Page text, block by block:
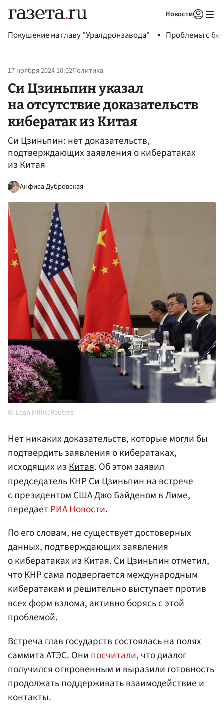
Новости
Покушение на главу "Уралдронзавода" Проблемы с
17 ноября 2024 10:02Политика
Си Цзиньпин указал
на отсутствие доказательств
кибератак из Китая
Си Цзиньпин: нет доказательств,
подтверждающих заявления о кибератаках
из Китая
Анфиса Дубровская
Leah Millis/Reuters
Нет никаких доказательств, которые могли бы
подтвердить заявления о кибератаках,
исходящих изКитая. Об этом заявил
председатель КНРСи Цзиньпинна встрече
с президентомСШАДжо БайденомвЛиме,
передаетРИА Новости.
По его словам, не существует достоверных
данных, подтверждающих заявления
о кибератаках из Китая. Си Цзиньпин отметил,
что КНР сама подвергается международным
кибератакам и решительно выступает против
всех форм взлома, активно борясь с этой
проблемой.
Встреча глав государств состоялась на полях
саммитаАТЭС. Они посчитали, что диалог
получился откровенным и выразили готовность
продолжать поддерживать взаимодействие и
контакты.